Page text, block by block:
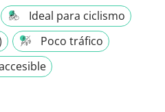
Ideal para ciclismo
Poco tráfico